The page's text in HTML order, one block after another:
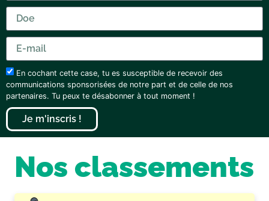
En cochant cette case, tu es susceptible de recevoir des
communications sponsorisées de notre part et de celle de nos
partenaires. Tu peux te désabonner à tout moment !
Je m'inscris !
Nos classements